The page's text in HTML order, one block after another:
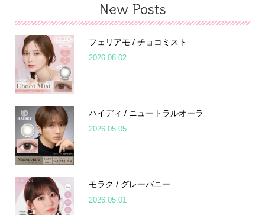
New Posts
フェリアモ / チョコミスト
2026.08.02
ハイディ / ニュートラルオーラ
2026.05.05
モラク / グレーバニー
2026.05.01